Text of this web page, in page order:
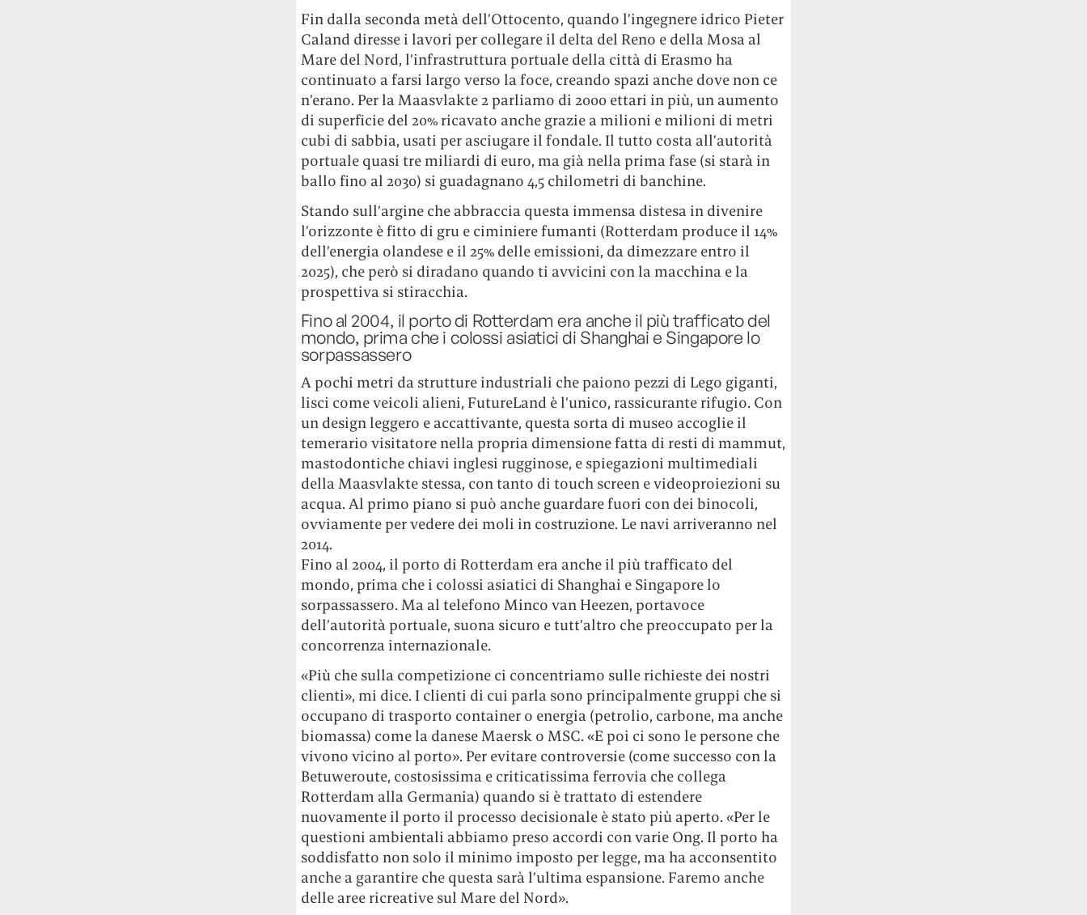
Fin dalla seconda metà dell’Ottocento, quando l’ingegnere idrico Pieter
Caland diresse i lavori per collegare il delta del Reno e della Mosa al
Mare del Nord, l’infrastruttura portuale della città di Erasmo ha
continuato a farsi largo verso la foce, creando spazi anche dove non ce
n’erano. Per la Maasvlakte 2 parliamo di 2000 ettari in più, un aumento
di superficie del 20% ricavato anche grazie a milioni e milioni di metri
cubi di sabbia, usati per asciugare il fondale. Il tutto costa all’autorità
portuale quasi tre miliardi di euro, ma già nella prima fase (si starà in
ballo fino al 2030) si guadagnano 4,5 chilometri di banchine.
Stando sull’argine che abbraccia questa immensa distesa in divenire
l’orizzonte è fitto di gru e ciminiere fumanti (Rotterdam produce il 14%
dell’energia olandese e il 25% delle emissioni, da dimezzare entro il
2025), che però si diradano quando ti avvicini con la macchina e la
prospettiva si stiracchia.
Fino al 2004, il porto di Rotterdam era anche il più trafficato del
mondo, prima che i colossi asiatici di Shanghai e Singapore lo
sorpassassero
A pochi metri da strutture industriali che paiono pezzi di Lego giganti,
lisci come veicoli alieni, FutureLand è l’unico, rassicurante rifugio. Con
un design leggero e accattivante, questa sorta di museo accoglie il
temerario visitatore nella propria dimensione fatta di resti di mammut,
mastodontiche chiavi inglesi rugginose, e spiegazioni multimediali
della Maasvlakte stessa, con tanto di touch screen e videoproiezioni su
acqua. Al primo piano si può anche guardare fuori con dei binocoli,
ovviamente per vedere dei moli in costruzione. Le navi arriveranno nel
2014.
Fino al 2004, il porto di Rotterdam era anche il più trafficato del
mondo, prima che i colossi asiatici di Shanghai e Singapore lo
sorpassassero. Ma al telefono Minco van Heezen, portavoce
dell’autorità portuale, suona sicuro e tutt’altro che preoccupato per la
concorrenza internazionale.
«Più che sulla competizione ci concentriamo sulle richieste dei nostri
clienti», mi dice. I clienti di cui parla sono principalmente gruppi che si
occupano di trasporto container o energia (petrolio, carbone, ma anche
biomassa) come la danese Maersk o MSC. «E poi ci sono le persone che
vivono vicino al porto». Per evitare controversie (come successo con la
Betuweroute, costosissima e criticatissima ferrovia che collega
Rotterdam alla Germania) quando si è trattato di estendere
nuovamente il porto il processo decisionale è stato più aperto. «Per le
questioni ambientali abbiamo preso accordi con varie Ong. Il porto ha
soddisfatto non solo il minimo imposto per legge, ma ha acconsentito
anche a garantire che questa sarà l’ultima espansione. Faremo anche
delle aree ricreative sul Mare del Nord».